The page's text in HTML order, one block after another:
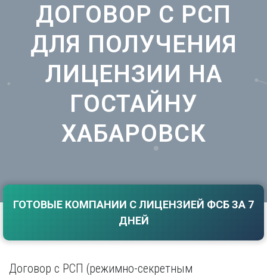
Брянск
В
Владивосток
Владикавказ
Владимир
Волгоград
Иваново
Ижевск
Иркутск
К
Калининград
Ростов-на-Дону
Рязань
Самара
Саранск
Севастополь
Смоленск
Т
Тамбов
Томск
ДОГОВОР С РСП
ДЛЯ ПОЛУЧЕНИЯ
ЛИЦЕНЗИИ НА
ГОСТАЙНУ
ХАБАРОВСК
ГОТОВЫЕ КОМПАНИИ С ЛИЦЕНЗИЕЙ ФСБ ЗА 7
ДНЕЙ
Договор с РСП (режимно-секретным